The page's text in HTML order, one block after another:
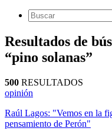
Resultados de
“pino solanas”
500 RESULTADOS
opinión
Raúl Lagos: "Vemos en la
pensamiento de Perón"